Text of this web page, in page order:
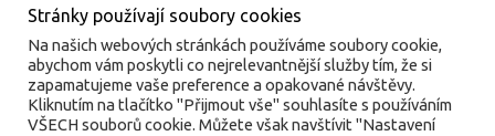
Stránky používají soubory cookies
Na našich webových stránkách používáme soubory cookie,
abychom vám poskytli co nejrelevantnější služby tím, že si
zapamatujeme vaše preference a opakované návštěvy.
Kliknutím na tlačítko "Přijmout vše" souhlasíte s používáním
VŠECH souborů cookie. Můžete však navštívit "Nastavení